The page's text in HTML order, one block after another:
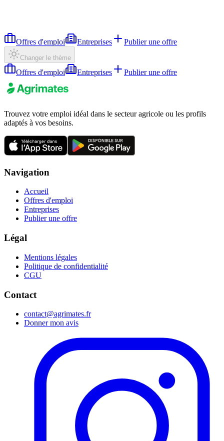
Offres d'emploi Entreprises Publier une offre
Changer le thème
Offres d'emploi Entreprises Publier une offre
Trouvez votre emploi idéal dans le secteur agricole ou les profils
adaptés à vos besoins.
Navigation
Accueil
Offres d'emploi
Entreprises
Publier une offre
Légal
Mentions légales
Politique de confidentialité
CGU
Contact
contact@agrimates.fr
Donner mon avis